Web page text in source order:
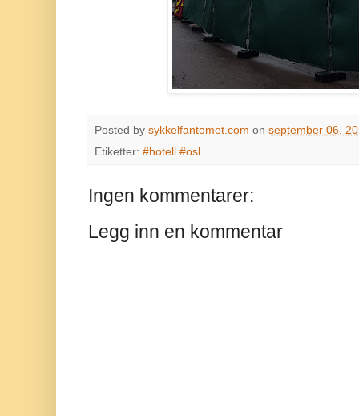
Posted by sykkelfantomet.com on september 06,
Etiketter: #hotell #osl
Ingen kommentarer:
Legg inn en kommentar